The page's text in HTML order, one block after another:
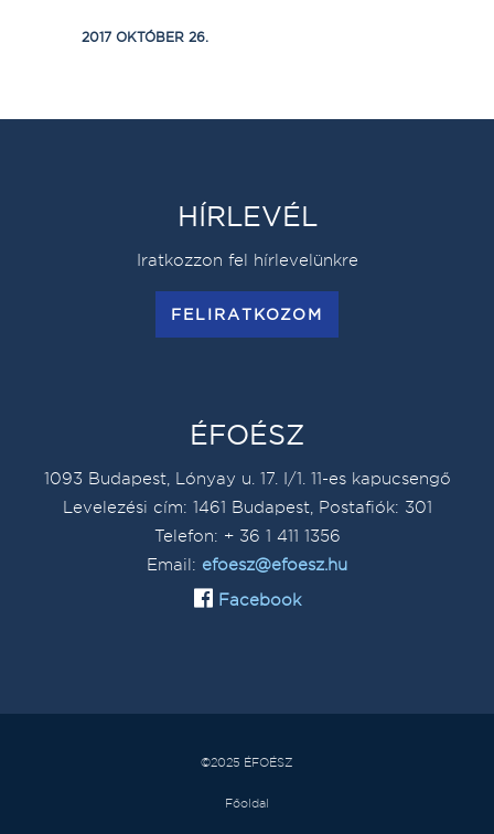
2017 OKTÓBER 26.
HÍRLEVÉL
Iratkozzon fel hírlevelünkre
FELIRATKOZOM
ÉFOÉSZ
1093 Budapest, Lónyay u. 17. I/1. 11-es kapucsengő
Levelezési cím: 1461 Budapest, Postafiók: 301
Telefon: + 36 1 411 1356
Email: efoesz@efoesz.hu
Facebook
©2025 ÉFOÉSZ
Főoldal